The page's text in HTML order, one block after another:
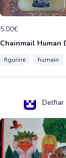
5.00€
figurine humain
Delfiar